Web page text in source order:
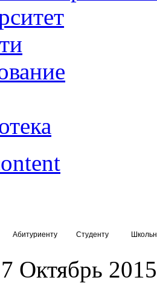
Абитуриенту Студенту
Октябрь